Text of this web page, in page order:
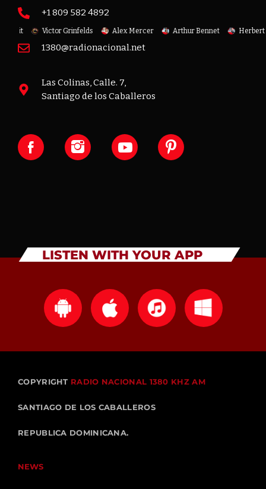
Victor Grinfelds Alex Mercer Arthur Bennet Herbert
+1 809 582 4892
1380@radionacional.net
Las Colinas, Calle. 7,
Santiago de los Caballeros
LISTEN WITH YOUR APP
COPYRIGHT RADIO NACIONAL 1380 KHZ AM
SANTIAGO DE LOS CABALLEROS
REPUBLICA DOMINICANA.
NEWS